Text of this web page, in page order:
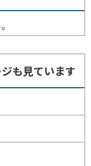
も見ています